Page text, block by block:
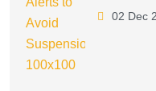
02 Dec